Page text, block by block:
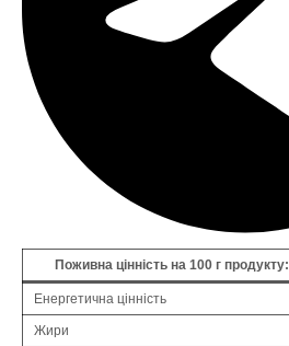
Поживна цінність на 100 г продукту:
Енергетична цінність
Жири